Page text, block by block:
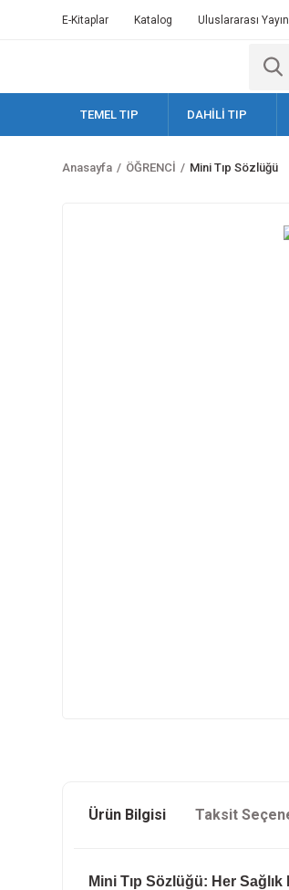
E-Kitaplar Katalog Uluslararası
TEMEL TIP DAHİLİ TIP
Anasayfa ÖĞRENCİ Mini Tıp Sözlüğü
Ürün Bilgisi Taksit
Mini Tıp Sözlüğü: Her